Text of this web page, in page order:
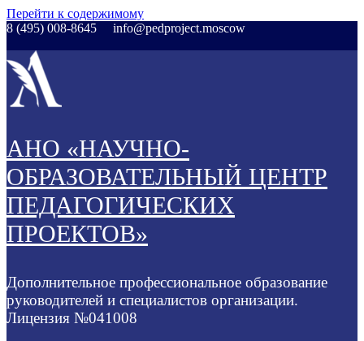
Перейти к содержимому
8 (495) 008-8645
info@pedproject.moscow
АНО «НАУЧНО-
ОБРАЗОВАТЕЛЬНЫЙ ЦЕНТР
ПЕДАГОГИЧЕСКИХ
ПРОЕКТОВ»
Дополнительное профессиональное образование
руководителей и специалистов организации.
Лицензия №041008